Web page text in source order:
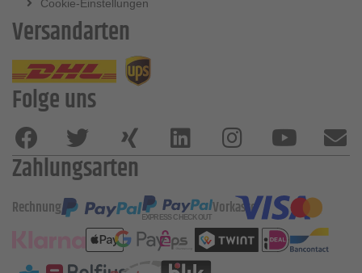
Cookie-Einstellungen
Versandarten
Folge uns
Zahlungsarten
Rechnung Vorkasse